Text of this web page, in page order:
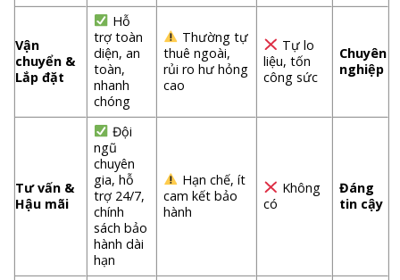
Vận
chuyển &
Lắp đặt
Hỗ
trợ toàn
diện, an
toàn,
nhanh
chóng
Thường tự
thuê ngoài,
rủi ro hư hỏng
cao
Tự lo
liệu, tốn
công sức
Chuyên
nghiệp
Tư vấn &
Hậu mãi
Đội
ngũ
chuyên
gia, hỗ
trợ 24/7,
chính
sách bảo
hành dài
hạn
Hạn chế, ít
cam kết bảo
hành
Không
có
Đáng
tin cậy